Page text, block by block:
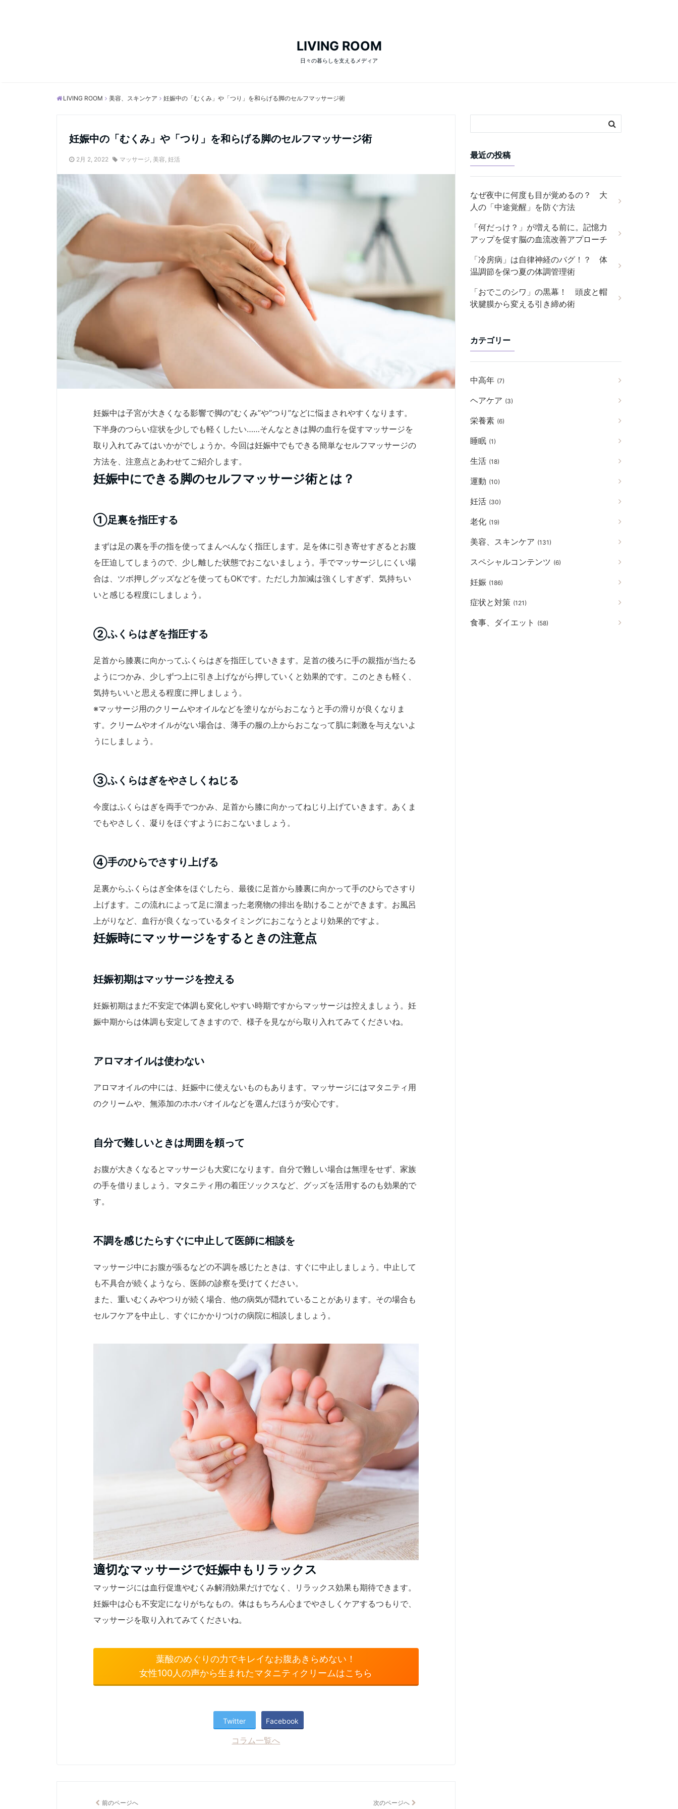
LIVING ROOM
日々の暮らしを支えるメディア
LIVING ROOM 美容、スキンケア 妊娠中の「むくみ」や「つり」を和らげる脚のセルフマッサージ術
妊娠中の「むくみ」や「つり」を和らげる脚のセルフマッサージ術
2月 2, 2022 マッサージ, 美容, 妊活
妊娠中は子宮が大きくなる影響で脚の”むくみ”や”つり”などに悩まされやすくなります。
下半身のつらい症状を少しでも軽くしたい……そんなときは脚の血行を促すマッサージを
取り入れてみてはいかがでしょうか。今回は妊娠中でもできる簡単なセルフマッサージの
方法を、注意点とあわせてご紹介します。
妊娠中にできる脚のセルフマッサージ術とは？
①足裏を指圧する
まずは足の裏を手の指を使ってまんべんなく指圧します。足を体に引き寄せすぎるとお腹
を圧迫してしまうので、少し離した状態でおこないましょう。手でマッサージしにくい場
合は、ツボ押しグッズなどを使ってもOKです。ただし力加減は強くしすぎず、気持ちい
いと感じる程度にしましょう。
②ふくらはぎを指圧する
足首から膝裏に向かってふくらはぎを指圧していきます。足首の後ろに手の親指が当たる
ようにつかみ、少しずつ上に引き上げながら押していくと効果的です。このときも軽く、
気持ちいいと思える程度に押しましょう。
※マッサージ用のクリームやオイルなどを塗りながらおこなうと手の滑りが良くなりま
す。クリームやオイルがない場合は、薄手の服の上からおこなって肌に刺激を与えないよ
うにしましょう。
③ふくらはぎをやさしくねじる
今度はふくらはぎを両手でつかみ、足首から膝に向かってねじり上げていきます。あくま
でもやさしく、凝りをほぐすようにおこないましょう。
④手のひらでさすり上げる
足裏からふくらはぎ全体をほぐしたら、最後に足首から膝裏に向かって手のひらでさすり
上げます。この流れによって足に溜まった老廃物の排出を助けることができます。お風呂
上がりなど、血行が良くなっているタイミングにおこなうとより効果的ですよ。
妊娠時にマッサージをするときの注意点
妊娠初期はマッサージを控える
妊娠初期はまだ不安定で体調も変化しやすい時期ですからマッサージは控えましょう。妊
娠中期からは体調も安定してきますので、様子を見ながら取り入れてみてくださいね。
アロマオイルは使わない
アロマオイルの中には、妊娠中に使えないものもあります。マッサージにはマタニティ用
のクリームや、無添加のホホバオイルなどを選んだほうが安心です。
自分で難しいときは周囲を頼って
お腹が大きくなるとマッサージも大変になります。自分で難しい場合は無理をせず、家族
の手を借りましょう。マタニティ用の着圧ソックスなど、グッズを活用するのも効果的で
す。
不調を感じたらすぐに中止して医師に相談を
マッサージ中にお腹が張るなどの不調を感じたときは、すぐに中止しましょう。中止して
も不具合が続くようなら、医師の診察を受けてください。
また、重いむくみやつりが続く場合、他の病気が隠れていることがあります。その場合も
セルフケアを中止し、すぐにかかりつけの病院に相談しましょう。
適切なマッサージで妊娠中もリラックス
マッサージには血行促進やむくみ解消効果だけでなく、リラックス効果も期待できます。
妊娠中は心も不安定になりがちなもの。体はもちろん心までやさしくケアするつもりで、
マッサージを取り入れてみてくださいね。
葉酸のめぐりの力でキレイなお腹あきらめない！
女性100人の声から生まれたマタニティクリームはこちら
Twitter Facebook
コラム一覧へ
前のページへ 次のページへ
最近の投稿
なぜ夜中に何度も目が覚めるの？ 大
人の「中途覚醒」を防ぐ方法
「何だっけ？」が増える前に。記憶力
アップを促す脳の血流改善アプローチ
「冷房病」は自律神経のバグ！？ 体
温調節を保つ夏の体調管理術
「おでこのシワ」の黒幕！ 頭皮と帽
状腱膜から変える引き締め術
カテゴリー
中高年 (7)
ヘアケア (3)
栄養素 (6)
睡眠 (1)
生活 (18)
運動 (10)
妊活 (30)
老化 (19)
美容、スキンケア (131)
スペシャルコンテンツ (6)
妊娠 (186)
症状と対策 (121)
食事、ダイエット (58)